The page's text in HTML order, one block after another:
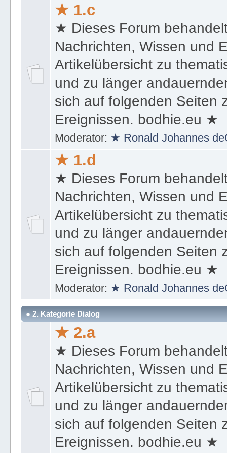
★ 1.c
★ Dieses Forum
Nachrichten, Wissen und
Artikelübersicht zu
und zu länger
sich auf folgenden Seiten
Ereignissen. bodhie.eu ★
Moderator: ★ Ronald Johannes
★ 1.d
★ Dieses Forum
Nachrichten, Wissen und
Artikelübersicht zu
und zu länger
sich auf folgenden Seiten
Ereignissen. bodhie.eu ★
Moderator: ★ Ronald Johannes
● 2. Kategorie Dialog
★ 2.a
★ Dieses Forum
Nachrichten, Wissen und
Artikelübersicht zu
und zu länger
sich auf folgenden Seiten
Ereignissen. bodhie.eu ★